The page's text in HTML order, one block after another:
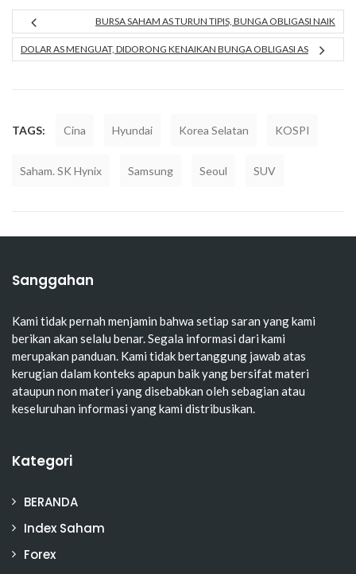
BURSA SAHAM AS TURUN TIPIS, BUNGA OBLIGASI NAIK
DOLAR AS MENGUAT, DIDORONG KENAIKAN BUNGA OBLIGASI AS
TAGS: Cina Hyundai Korea Selatan KOSPI
Saham. SK Hynix Samsung Seoul SUV
Sanggahan
Kami tidak pernah menjamin bahwa setiap saran yang kami
berikan akan selalu benar. Segala informasi dari kami
merupakan panduan. Kami tidak bertanggung jawab atas
kerugian dalam konteks apapun baik yang bersifat materi
ataupun non materi yang disebabkan oleh sebagian atau
keseluruhan informasi yang kami distribusikan.
Kategori
BERANDA
Index Saham
Forex